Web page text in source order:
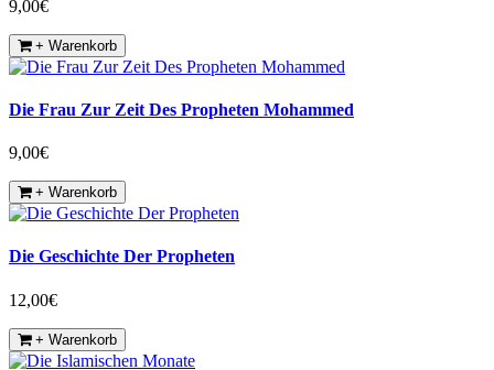
9,00€
+ Warenkorb
Die Frau Zur Zeit Des Propheten Mohammed
9,00€
+ Warenkorb
Die Geschichte Der Propheten
12,00€
+ Warenkorb